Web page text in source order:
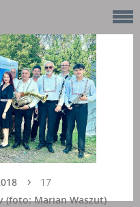
(foto: Marian Waszut)
17